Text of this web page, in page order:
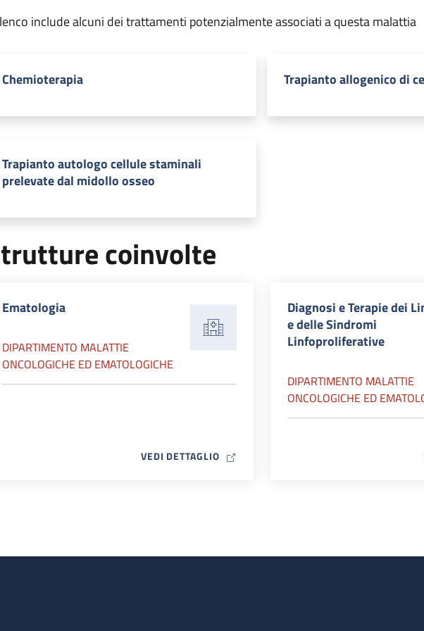
include alcuni dei trattamenti potenzialmente associati a questa malattia
Chemioterapia Trapianto allogenico di
Trapianto autologo cellule staminali
prelevate dal midollo osseo
coinvolte
Ematologia
DIPARTIMENTO MALATTIE
ONCOLOGICHE ED EMATOLOGICHE
VEDI DETTAGLIOMAP ICON
Diagnosi e Terapie dei
e delle Sindromi
Linfoproliferative
DIPARTIMENTO MALATTIE
ONCOLOGICHE ED